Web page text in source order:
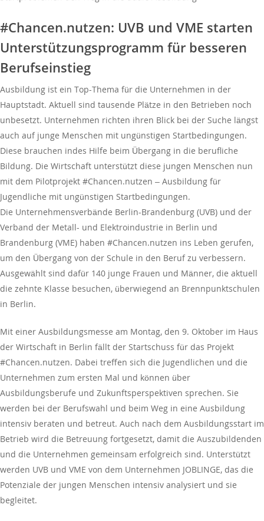
#Chancen.nutzen: UVB und VME starten
Unterstützungsprogramm für besseren
Berufseinstieg
Ausbildung ist ein Top-Thema für die Unternehmen in der
Hauptstadt. Aktuell sind tausende Plätze in den Betrieben noch
unbesetzt. Unternehmen richten ihren Blick bei der Suche längst
auch auf junge Menschen mit ungünstigen Startbedingungen.
Diese brauchen indes Hilfe beim Übergang in die berufliche
Bildung. Die Wirtschaft unterstützt diese jungen Menschen nun
mit dem Pilotprojekt #Chancen.nutzen – Ausbildung für
Jugendliche mit ungünstigen Startbedingungen.
Die Unternehmensverbände Berlin-Brandenburg (UVB) und der
Verband der Metall- und Elektroindustrie in Berlin und
Brandenburg (VME) haben #Chancen.nutzen ins Leben gerufen,
um den Übergang von der Schule in den Beruf zu verbessern.
Ausgewählt sind dafür 140 junge Frauen und Männer, die aktuell
die zehnte Klasse besuchen, überwiegend an Brennpunktschulen
in Berlin.
Mit einer Ausbildungsmesse am Montag, den 9. Oktober im Haus
der Wirtschaft in Berlin fällt der Startschuss für das Projekt
#Chancen.nutzen. Dabei treffen sich die Jugendlichen und die
Unternehmen zum ersten Mal und können über
Ausbildungsberufe und Zukunftsperspektiven sprechen. Sie
werden bei der Berufswahl und beim Weg in eine Ausbildung
intensiv beraten und betreut. Auch nach dem Ausbildungsstart im
Betrieb wird die Betreuung fortgesetzt, damit die Auszubildenden
und die Unternehmen gemeinsam erfolgreich sind. Unterstützt
werden UVB und VME von dem Unternehmen JOBLINGE, das die
Potenziale der jungen Menschen intensiv analysiert und sie
begleitet.